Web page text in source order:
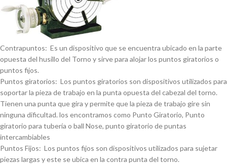
Contrapuntos: Es un dispositivo que se encuentra ubicado en la parte
opuesta del husillo del Torno y sirve para alojar los puntos giratorios o
puntos fijos.
Puntos giratorios: Los puntos giratorios son dispositivos utilizados para
soportar la pieza de trabajo en la punta opuesta del cabezal del torno.
Tienen una punta que gira y permite que la pieza de trabajo gire sin
ninguna dificultad. los encontramos como Punto Giratorio, Punto
giratorio para tuberí­a o ball Nose, punto giratorio de puntas
intercambiables
Puntos Fijos: Los puntos fijos son dispositivos utilizados para sujetar
piezas largas y este se ubica en la contra punta del torno.